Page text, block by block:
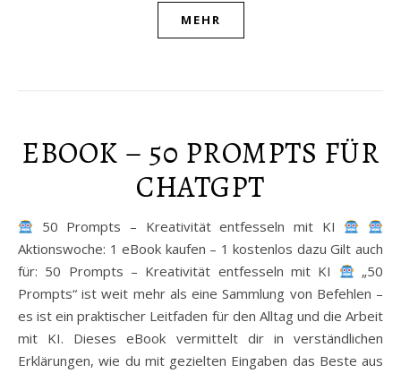
MEHR
EBOOK – 50 PROMPTS FÜR
CHATGPT
50 Prompts – Kreativität entfesseln mit KI
Aktionswoche: 1 eBook kaufen – 1 kostenlos dazu Gilt auch
für: 50 Prompts – Kreativität entfesseln mit KI
„50
Prompts“ ist weit mehr als eine Sammlung von Befehlen –
es ist ein praktischer Leitfaden für den Alltag und die Arbeit
mit KI. Dieses eBook vermittelt dir in verständlichen
Erklärungen, wie du mit gezielten Eingaben das Beste aus